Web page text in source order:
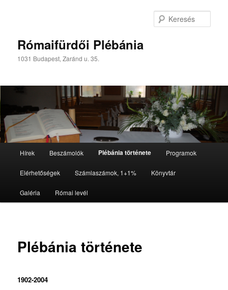
Rómaifürdői Plébánia
1031 Budapest, Zaránd u. 35.
Tovább az elsődleges tartalomra
Hírek Beszámolók Plébánia története Programok
Elérhetőségek Számlaszámok, 1+1% Könyvtár
Galéria Római levél
Plébánia története
1902-2004